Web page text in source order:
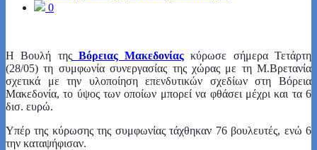
0
Η Βουλή τηςΒόρειας Μακεδονίας κύρωσε σήμερα Τετάρτη
(28/05) τη συμφωνία συνεργασίας της χώρας με τη Μ.Βρετανία
σχετικά με την υλοποίηση επενδυτικών σχεδίων στη Βόρεια
Μακεδονία, το ύψος των οποίων μπορεί να φθάσει μέχρι και τα 6
δισ. ευρώ.
Υπέρ της κύρωσης της συμφωνίας τάχθηκαν 76 βουλευτές, ενώ 6
την καταψήφισαν.